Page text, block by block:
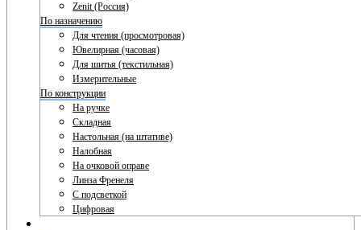
Zenit (Россия)
По назначению
Для чтения (просмотровая)
Ювелирная (часовая)
Для шитья (текстильная)
Измерительные
По конструкции
На ручке
Складная
Настольная (на штативе)
Налобная
На очковой оправе
Линза Френеля
С подсветкой
Цифровая